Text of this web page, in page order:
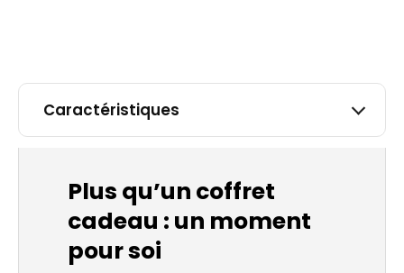
Caractéristiques
Plus qu’un coffret
cadeau : un moment
pour soi